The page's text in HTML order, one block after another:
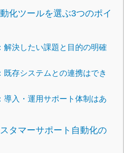
化ツールを選ぶ3つのポイ
決したい課題と目的の明確
存システムとの連携はでき
入・運用サポート体制はあ
タマーサポート自動化の